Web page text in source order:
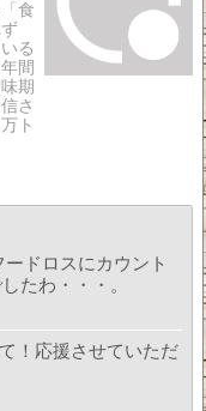
食
る
間
期
さ
ト
ドロスにカウント
たわ・・・。
！応援させていただ